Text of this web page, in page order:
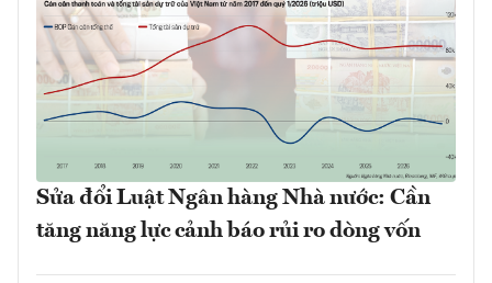
Sửa đổi Luật Ngân hàng Nhà nước: Cần
tăng năng lực cảnh báo rủi ro dòng vốn